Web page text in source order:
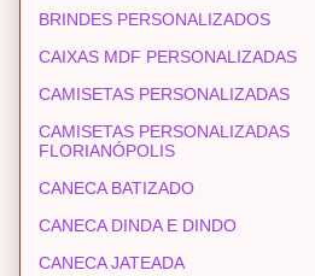
BRINDES PERSONALIZADOS
CAIXAS MDF PERSONALIZADAS
CAMISETAS PERSONALIZADAS
CAMISETAS PERSONALIZADAS
FLORIANÓPOLIS
CANECA BATIZADO
CANECA DINDA E DINDO
CANECA JATEADA